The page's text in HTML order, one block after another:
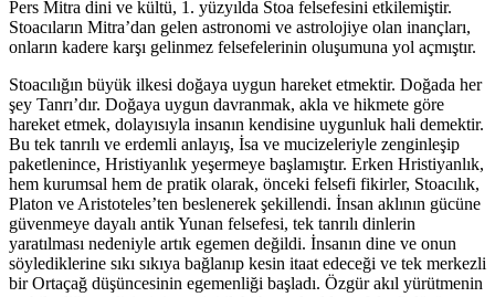
Pers Mitra dini ve kültü, 1. yüzyılda Stoa felsefesini etkilemiştir.
Stoacıların Mitra’dan gelen astronomi ve astrolojiye olan inançları,
onların kadere karşı gelinmez felsefelerinin oluşumuna yol açmıştır.
Stoacılığın büyük ilkesi doğaya uygun hareket etmektir. Doğada her
şey Tanrı’dır. Doğaya uygun davranmak, akla ve hikmete göre
hareket etmek, dolayısıyla insanın kendisine uygunluk hali demektir.
Bu tek tanrılı ve erdemli anlayış, İsa ve mucizeleriyle zenginleşip
paketlenince, Hristiyanlık yeşermeye başlamıştır. Erken Hristiyanlık,
hem kurumsal hem de pratik olarak, önceki felsefi fikirler, Stoacılık,
Platon ve Aristoteles’ten beslenerek şekillendi. İnsan aklının gücüne
güvenmeye dayalı antik Yunan felsefesi, tek tanrılı dinlerin
yaratılması nedeniyle artık egemen değildi. İnsanın dine ve onun
söylediklerine sıkı sıkıya bağlanıp kesin itaat edeceği ve tek merkezli
bir Ortaçağ düşüncesinin egemenliği başladı. Özgür akıl yürütmenin